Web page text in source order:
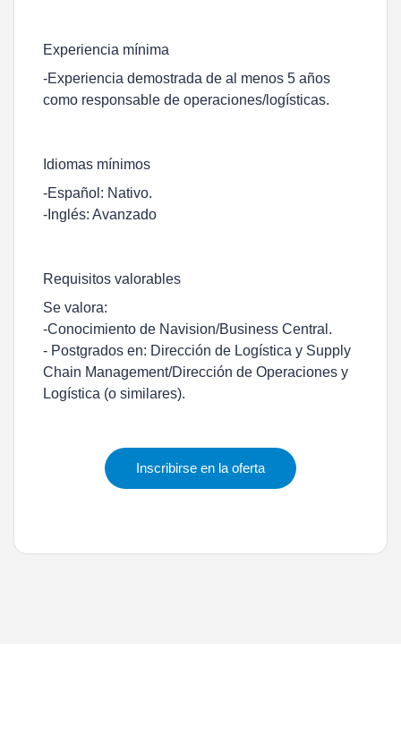
Experiencia mínima
-Experiencia demostrada de al menos 5 años
como responsable de operaciones/logísticas.
Idiomas mínimos
-Español: Nativo.
-Inglés: Avanzado
Requisitos valorables
Se valora:
-Conocimiento de Navision/Business Central.
- Postgrados en: Dirección de Logística y Supply
Chain Management/Dirección de Operaciones y
Logística (o similares).
Inscribirse en la oferta